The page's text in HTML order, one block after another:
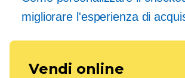
migliorare l'esperienza di
Vendi online